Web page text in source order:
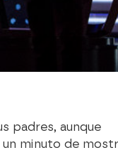
padres, aunque
un minuto de